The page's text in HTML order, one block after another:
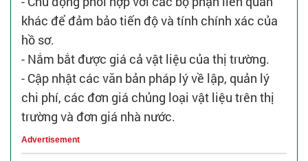
khác để đảm bảo tiến độ và tính chính xác của
hồ sơ.
- Nắm bắt được giá cả vật liệu của thị trường.
- Cập nhật các văn bản pháp lý về lập, quản lý
chi phí, các đơn giá chủng loại vật liệu trên thị
trường và đơn giá nhà nước.
Advertisement